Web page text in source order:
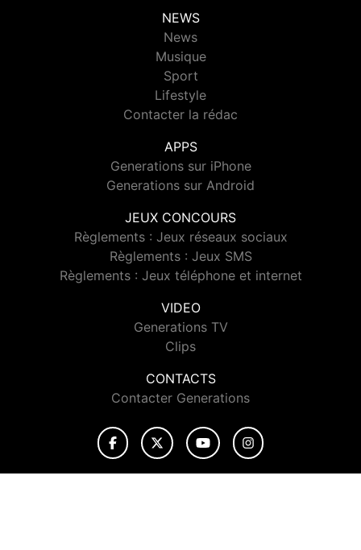
NEWS
News
Musique
Sport
Lifestyle
Contacter la rédac
APPS
Generations sur iPhone
Generations sur Android
JEUX CONCOURS
Règlements : Jeux réseaux sociaux
Règlements : Jeux SMS
Règlements : Jeux téléphone et internet
VIDEO
Generations TV
Clips
CONTACTS
Contacter Generations